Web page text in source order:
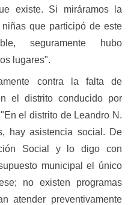
existe. Si miráramos la
que participó de este
seguramente hubo
lugares".
contra la falta de
el distrito conducido por
el distrito de Leandro N.
hay asistencia social. De
Social y lo digo con
municipal el único
no existen programas
atender preventivamente